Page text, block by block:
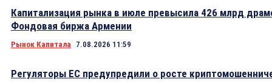
Капитализация рынка в июле превысила 426 млрд
Фондовая биржа Армении
Рынок Капитала 7.08.2026 11:59
Регуляторы ЕС предупредили о росте